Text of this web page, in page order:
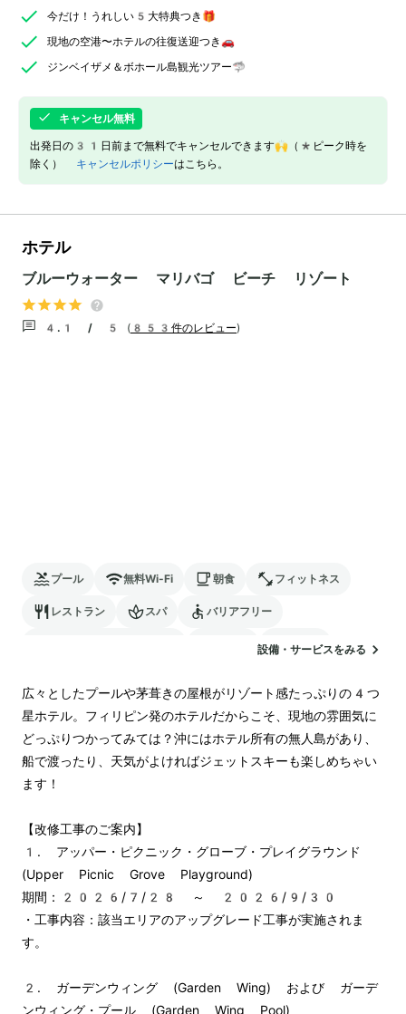
今だけ！うれしい5大特典つき🎁
現地の空港〜ホテルの往復送迎つき🚗
ジンベイザメ＆ボホール島観光ツアー🦈
キャンセル無料
出発日の31日前まで無料でキャンセルできます🙌（*ピーク時を
除く） キャンセルポリシーはこちら。
ホテル
ブルーウォーター マリバゴ ビーチ リゾート
4.1 / 5 ( 853件のレビュー)
プール 無料Wi-Fi 朝食 フィットネス
レストラン スパ バリアフリー
駐車場
設備・サービスをみる
広々としたプールや茅葺きの屋根がリゾート感たっぷりの4つ
星ホテル。フィリピン発のホテルだからこそ、現地の雰囲気に
どっぷりつかってみては？沖にはホテル所有の無人島があり、
船で渡ったり、天気がよければジェットスキーも楽しめちゃい
ます！
【改修工事のご案内】
1. アッパー・ピクニック・グローブ・プレイグラウンド
(Upper Picnic Grove Playground)
期間：2026/7/28 ～ 2026/9/30
・工事内容：該当エリアのアップグレード工事が実施されま
す。
2. ガーデンウィング (Garden Wing) および ガーデ
ンウィング・プール (Garden Wing Pool)